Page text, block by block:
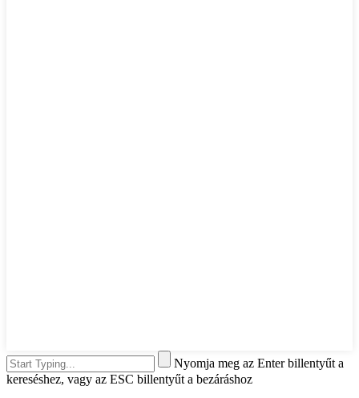
Nyomja meg az Enter billentyűt a
kereséshez, vagy az ESC billentyűt a bezáráshoz